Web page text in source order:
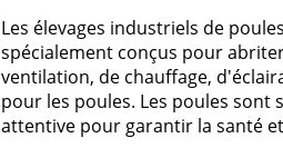
Les élevages industriels de
spécialement conçus pour
ventilation, de chauffage,
pour les poules. Les poules sont
attentive pour garantir la santé